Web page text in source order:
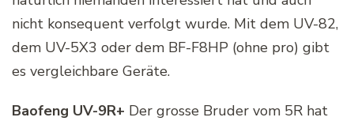
nicht konsequent verfolgt wurde. Mit dem UV-82,
dem UV-5X3 oder dem BF-F8HP (ohne pro) gibt
es vergleichbare Geräte.
Baofeng UV-9R+ Der grosse Bruder vom 5R hat